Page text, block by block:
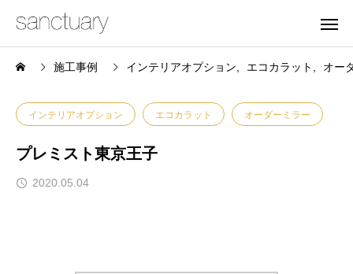
施工事例 インテリアオプション エコカラット オー
インテリアオプション エコカラット オーダーミラー
プレミスト東京王子
2020.05.04